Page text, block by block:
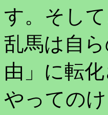
す。そし
乱馬は自
由」に転
やっての